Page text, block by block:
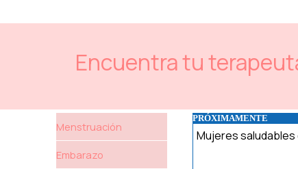
Encuentra tu
Menstruación
Embarazo
PRÓXIMAMENTE
Mujeres saludables